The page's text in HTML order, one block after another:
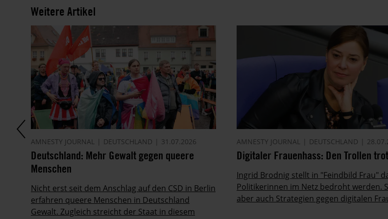
Weitere Artikel
AMNESTY JOURNAL DEUTSCHLAND 31.07.2026
Deutschland: Mehr Gewalt gegen queere
Menschen
Nicht erst seit dem Anschlag auf den CSD in Berlin
erfahren queere Menschen in Deutschland
Gewalt. Zugleich streicht der Staat in diesem
AMNESTY JOURNAL DEUTSCHLAND
Digitaler Frauenhass: Den Trollen
Ingrid Brodnig stellt in "Feindbild Frau"
Politikerinnen im Netz bedroht werden.
aber auch Strategien gegen digitalen